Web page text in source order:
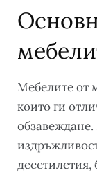
Мебелите от
които ги
десетилетия,